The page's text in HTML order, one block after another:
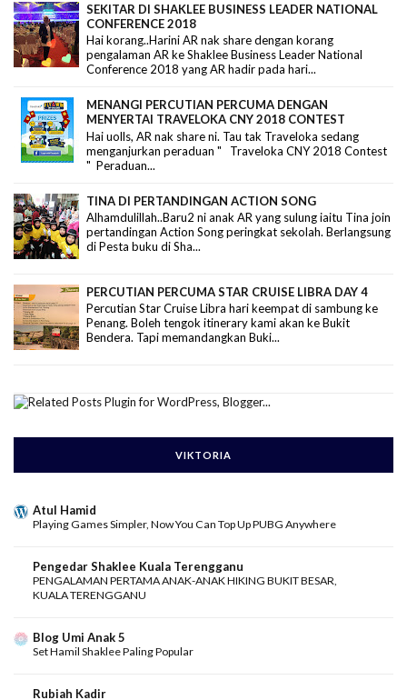
SEKITAR DI SHAKLEE BUSINESS LEADER NATIONAL
CONFERENCE 2018
Hai korang..Harini AR nak share dengan korang
pengalaman AR ke Shaklee Business Leader National
Conference 2018 yang AR hadir pada hari...
MENANGI PERCUTIAN PERCUMA DENGAN
MENYERTAI TRAVELOKA CNY 2018 CONTEST
Hai uolls, AR nak share ni. Tau tak Traveloka sedang
menganjurkan peraduan " Traveloka CNY 2018 Contest
" Peraduan...
TINA DI PERTANDINGAN ACTION SONG
Alhamdulillah..Baru2 ni anak AR yang sulung iaitu Tina join
pertandingan Action Song peringkat sekolah. Berlangsung
di Pesta buku di Sha...
PERCUTIAN PERCUMA STAR CRUISE LIBRA DAY 4
Percutian Star Cruise Libra hari keempat di sambung ke
Penang. Boleh tengok itinerary kami akan ke Bukit
Bendera. Tapi memandangkan Buki...
VIKTORIA
Atul Hamid
Playing Games Simpler, Now You Can Top Up PUBG Anywhere
Pengedar Shaklee Kuala Terengganu
PENGALAMAN PERTAMA ANAK-ANAK HIKING BUKIT BESAR,
KUALA TERENGGANU
Blog Umi Anak 5
Set Hamil Shaklee Paling Popular
Rubiah Kadir